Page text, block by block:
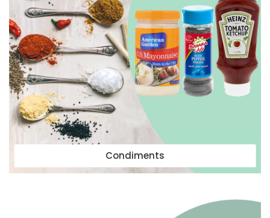
Condiments